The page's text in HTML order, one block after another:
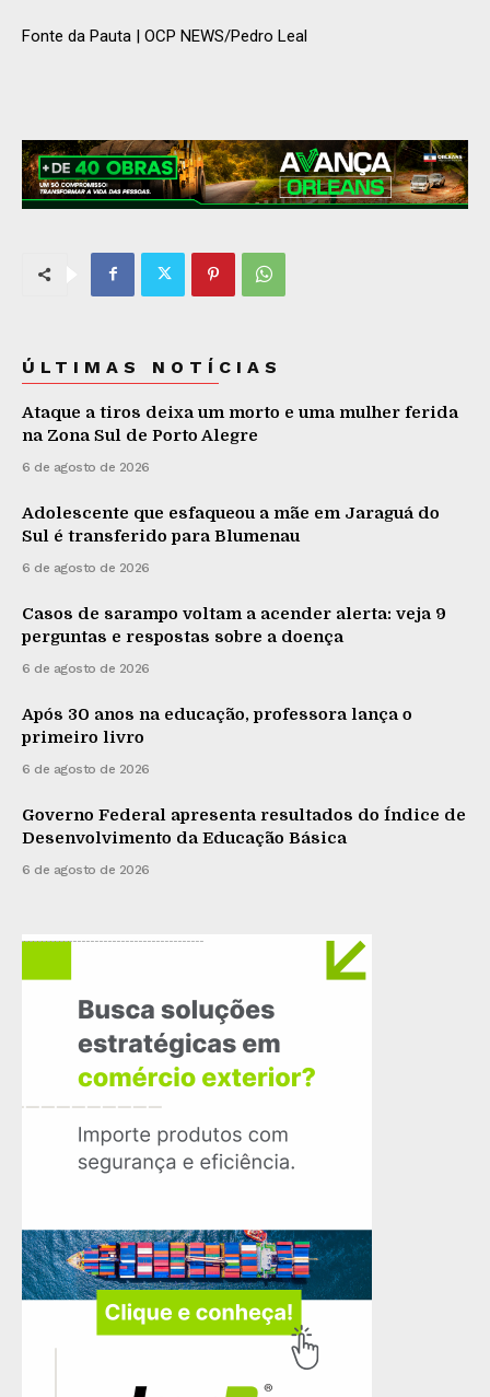
Fonte da Pauta | OCP NEWS/Pedro Leal
ÚLTIMAS NOTÍCIAS
Ataque a tiros deixa um morto e uma mulher ferida
na Zona Sul de Porto Alegre
6 de agosto de 2026
Adolescente que esfaqueou a mãe em Jaraguá do
Sul é transferido para Blumenau
6 de agosto de 2026
Casos de sarampo voltam a acender alerta: veja 9
perguntas e respostas sobre a doença
6 de agosto de 2026
Após 30 anos na educação, professora lança o
primeiro livro
6 de agosto de 2026
Governo Federal apresenta resultados do Índice de
Desenvolvimento da Educação Básica
6 de agosto de 2026